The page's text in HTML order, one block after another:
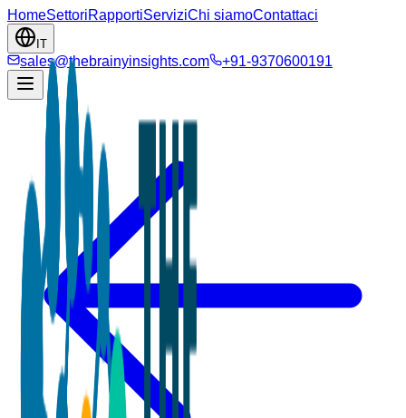
HomeSettoriRapportiServiziChi siamoContattaci
IT
sales@thebrainyinsights.com +91-9370600191